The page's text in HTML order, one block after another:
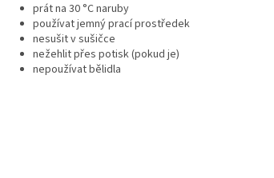
prát na 30 °C naruby
používat jemný prací prostředek
nesušit v sušičce
nežehlit přes potisk (pokud je)
nepoužívat bělidla